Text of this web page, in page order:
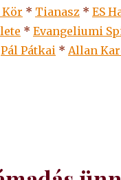
* Tianasz * ES
* Evangeliumi
Pál Pátkai * Allan